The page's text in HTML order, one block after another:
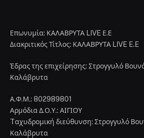
Επωνυμία: ΚΑΛΑΒΡΥΤΑ LIVE Ε.Ε
Διακριτικός Τίτλος: ΚΑΛΑΒΡΥΤΑ LIVE E.E
Έδρας της επιχείρησης: Στρογγυλό
Καλάβρυτα
Α.Φ.Μ.: 802989801
Αρμόδια Δ.Ο.Υ.: ΑΙΓΙΟΥ
Tαχυδρομική διεύθυνση: Στρογγυλό
Καλάβρυτα